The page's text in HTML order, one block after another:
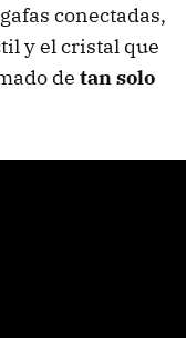
conectadas,
y el cristal que
de tan solo